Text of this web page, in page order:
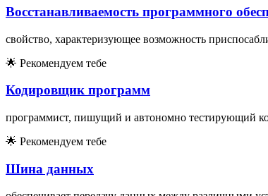
Восстанавливаемость программного
свойство, характеризующее возможность
🌟 Рекомендуем тебе
Кодировщик программ
программист, пишущий и автономно тестирующий
🌟 Рекомендуем тебе
Шина данных